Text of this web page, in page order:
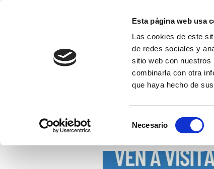
Esta página web usa
Las cookies de este
de redes sociales y
sitio web con nuestros
combinarla con otra
que haya hecho de
de
Necesario
Fundación EFI-
Fundación Educativa Franciscanas
COLEGIO EFI